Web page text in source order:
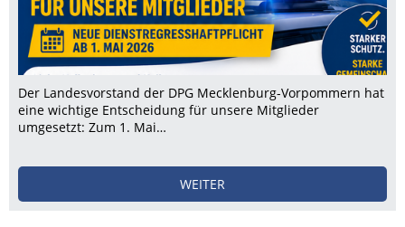
Der Landesvorstand der DPG Mecklenburg-Vorpommern hat
eine wichtige Entscheidung für unsere Mitglieder
umgesetzt: Zum 1. Mai…
WEITER